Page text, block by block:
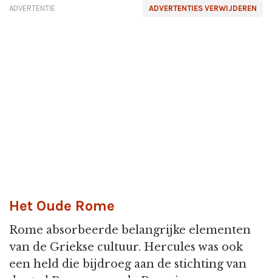
ADVERTENTIES VERWIJDEREN
ADVERTENTIE
Het Oude Rome
Rome absorbeerde belangrijke elementen
van de Griekse cultuur. Hercules was ook
een held die bijdroeg aan de stichting van